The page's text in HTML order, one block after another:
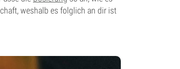
weshalb es folglich an dir ist